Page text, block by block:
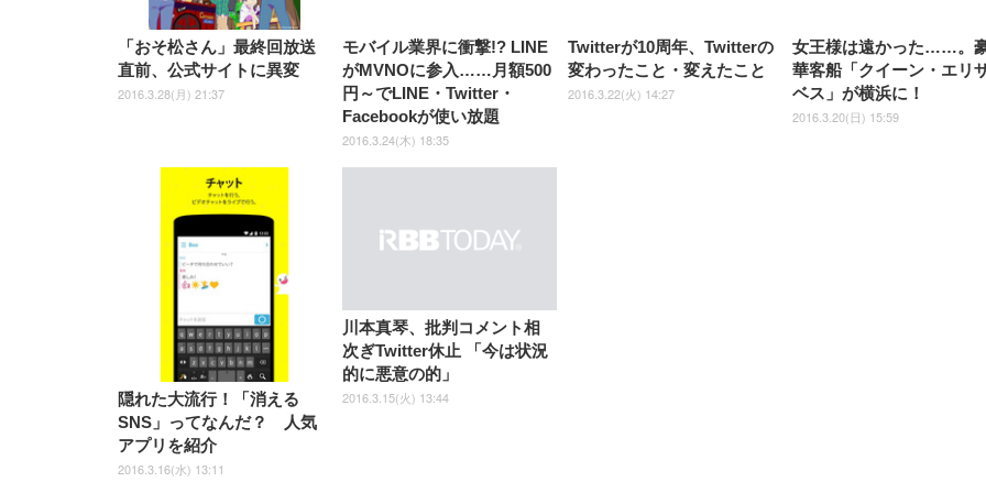
「おそ松さん」最終回放送
直前、公式サイトに異変
2016.3.28(月) 21:37
モバイル業界に衝撃!? LINE
がMVNOに参入……月額500
円～でLINE・Twitter・
Facebookが使い放題
2016.3.24(木) 18:35
Twitterが10周年、Twitterの
変わったこと・変えたこと
2016.3.22(火) 14:27
女王様は遠かった……。
華客船「クイーン・エリ
ベス」が横浜に！
2016.3.20(日) 15:59
隠れた大流行！「消える
SNS」ってなんだ？ 人気
アプリを紹介
2016.3.16(水) 13:11
川本真琴、批判コメント相
次ぎTwitter休止 「今は状況
的に悪意の的」
2016.3.15(火) 13:44